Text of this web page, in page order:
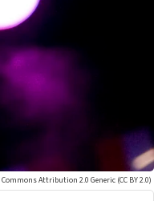
Attribution 2.0 Generic (CC BY 2.0)